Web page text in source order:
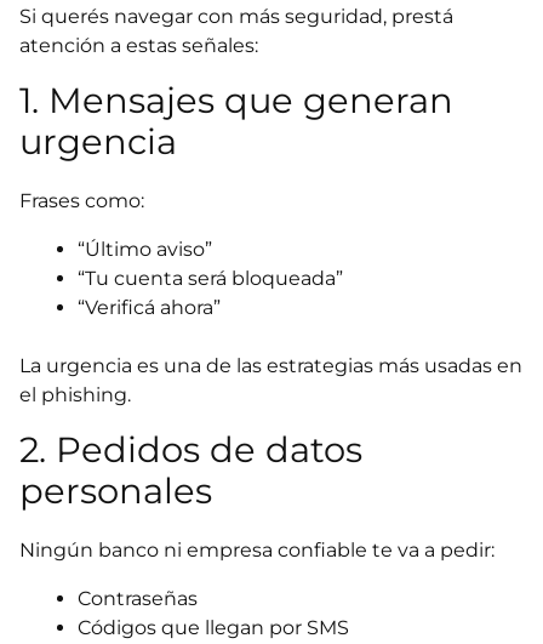
Si querés navegar con más seguridad, prestá
atención a estas señales:
1. Mensajes que generan
urgencia
Frases como:
“Último aviso”
“Tu cuenta será bloqueada”
“Verificá ahora”
La urgencia es una de las estrategias más usadas en
el phishing.
2. Pedidos de datos
personales
Ningún banco ni empresa confiable te va a pedir:
Contraseñas
Códigos que llegan por SMS